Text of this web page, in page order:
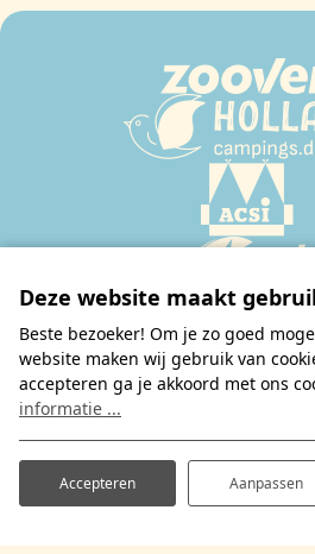
©2026 De
Website 💙 Prosuco
Privacy statement &
Disclaimer
Deze website maakt
Beste bezoeker! Om je zo goed
website maken wij gebruik van
accepteren ga je akkoord met ons
informatie ...
Accepteren Aanpassen